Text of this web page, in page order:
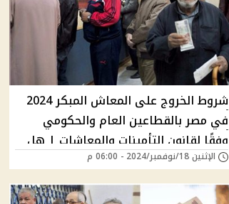
شروط الخروج على المعاش المبكر 2024
في مصر بالقطاعين العام والحكومي
وفقًا لقانون التأمينات والمعاشات | هل
تنطبق عليك؟
الإثنين 18/نوفمبر/2024 - 06:00 م